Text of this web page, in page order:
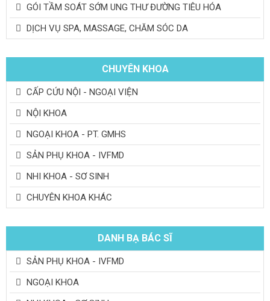
GÓI TẦM SOÁT SỚM UNG THƯ ĐƯỜNG TIÊU HÓA
DỊCH VỤ SPA, MASSAGE, CHĂM SÓC DA
CHUYÊN KHOA
CẤP CỨU NỘI - NGOẠI VIỆN
NỘI KHOA
NGOẠI KHOA - PT. GMHS
SẢN PHỤ KHOA - IVFMD
NHI KHOA - SƠ SINH
CHUYÊN KHOA KHÁC
DANH BẠ BÁC SĨ
SẢN PHỤ KHOA - IVFMD
NGOẠI KHOA